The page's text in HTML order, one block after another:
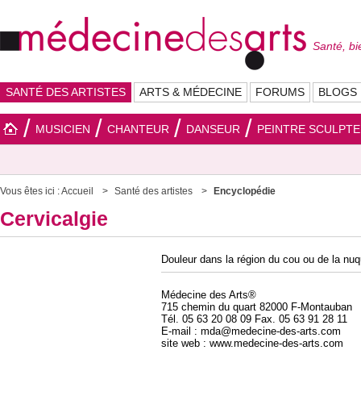
Santé,
SANTÉ DES ARTISTES ARTS & MÉDECINE FORUMS BLOGS
MUSICIEN CHANTEUR DANSEUR PEINTRE
Vous êtes ici :Accueil Santé des artistes Encyclopédie
Cervicalgie
Douleur dans la région du cou ou de la
Médecine des Arts®
715 chemin du quart 82000 F-Montauban
Tél. 05 63 20 08 09 Fax. 05 63 91 28 11
E-mail : mda@medecine-des-arts.com
site web : www.medecine-des-arts.com